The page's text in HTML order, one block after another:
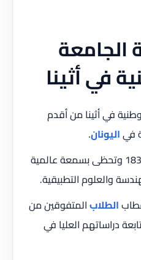
الجامعة
في أثينا
في أثينا من أقدم
فياليونان.
تأسست الجامعة عام 1837 وتحظى بسمعة عالمية
والعلوم التطبيقية.
الطلابالمتفوقين من
دراساتهم العليا في